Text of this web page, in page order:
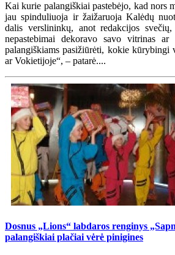
Kai kurie palangiškiai pastebėjo, kad nors
jau spinduliuoja ir žaižaruoja Kalėdų
dalis verslininkų, anot redakcijos
nepastebimai dekoravo savo vitrinas ar
palangiškiams pasižiūrėti, kokie
ar Vokietijoje“, – patarė....
Dosnus „Lions“ labdaros renginys
palangiškiai plačiai vėrė pinigines